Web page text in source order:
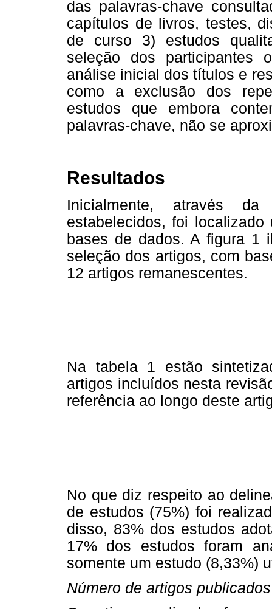
das palavras-chave
capítulos de livros, testes,
de curso 3) estudos
seleção dos participantes
análise inicial dos títulos e
como a exclusão dos
estudos que embora
palavras-chave, não se
Resultados
Inicialmente, através
estabelecidos, foi
bases de dados. A figura 1
seleção dos artigos, com
12 artigos remanescentes.
Na tabela 1 estão
artigos incluídos nesta
referência ao longo deste
No que diz respeito ao
de estudos (75%) foi
disso, 83% dos estudos
17% dos estudos foram
somente um estudo (8,33%)
Número de artigos